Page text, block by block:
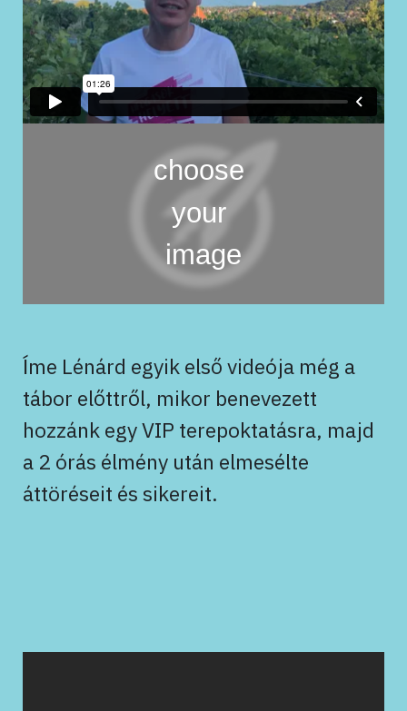
Íme Lénárd egyik első videója még a
tábor előttről, mikor benevezett
hozzánk egy VIP terepoktatásra, majd
a 2 órás élmény után elmesélte
áttöréseit és sikereit.